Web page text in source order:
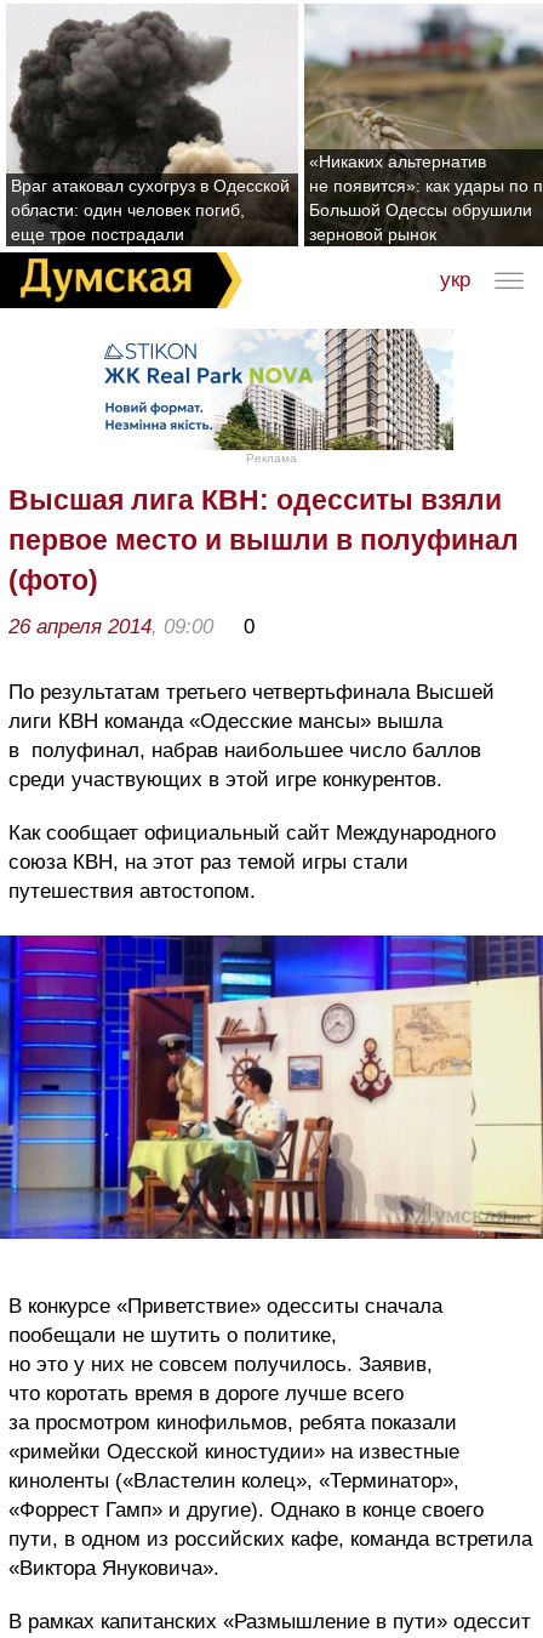
Враг атаковал сухогруз в Одесской
области: один человек погиб,
еще трое пострадали
«Никаких альтернатив
не появится»: как удары по
Большой Одессы обрушили
зерновой рынок
укр
Реклама
Высшая лига КВН: одесситы взяли
первое место и вышли в полуфинал
(фото)
26 апреля 2014, 09:00 0
По результатам третьего четвертьфинала Высшей
лиги КВН команда «Одесские мансы» вышла
в полуфинал, набрав наибольшее число баллов
среди участвующих в этой игре конкурентов.
Как сообщает официальный сайт Международного
союза КВН, на этот раз темой игры стали
путешествия автостопом.
В конкурсе «Приветствие» одесситы сначала
пообещали не шутить о политике,
но это у них не совсем получилось. Заявив,
что коротать время в дороге лучше всего
за просмотром кинофильмов, ребята показали
«римейки Одесской киностудии» на известные
киноленты («Властелин колец», «Терминатор»,
«Форрест Гамп» и другие). Однако в конце своего
пути, в одном из российских кафе, команда встретила
«Виктора Януковича».
В рамках капитанских «Размышление в пути» одессит